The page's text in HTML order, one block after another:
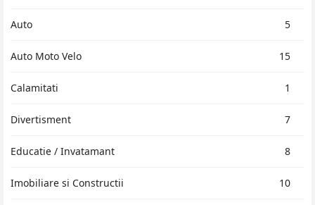
Auto 5
Auto Moto Velo 15
Calamitati 1
Divertisment 7
Educatie / Invatamant 8
Imobiliare si Constructii 10